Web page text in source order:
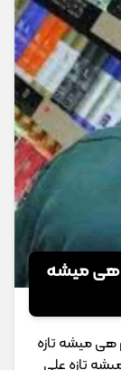
هی میشه
هی میشه تازه
تازه علی